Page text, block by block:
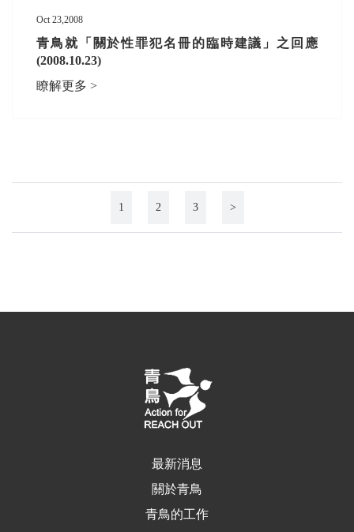
Oct 23,2008
青鳥就「關於性罪犯名冊的臨時建議」之回應
(2008.10.23)
瞭解更多 >
1 2 3 >
最新消息
關於青鳥
青鳥的工作